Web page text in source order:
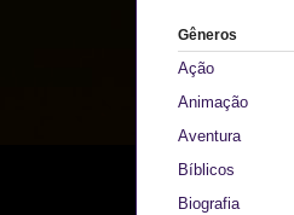
Gêneros
Ação
Animação
Aventura
Bíblicos
Biografia